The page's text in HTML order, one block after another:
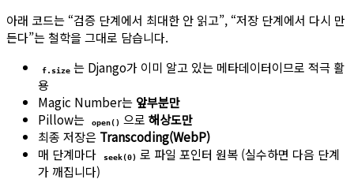
아래 코드는 “검증 단계에서 최대한 안 읽고”, “저장 단계에서 다시 만
든다”는 철학을 그대로 담습니다.
f.size 는 Django가 이미 알고 있는 메타데이터이므로 적극 활
용
Magic Number는 앞부분만
Pillow는
open() 으로해상도만
최종 저장은 Transcoding(WebP)
매 단계마다
seek(0) 로 파일 포인터 원복 (실수하면 다음 단계
가 깨집니다)